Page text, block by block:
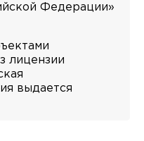
Федерации»
лицензии
выдается